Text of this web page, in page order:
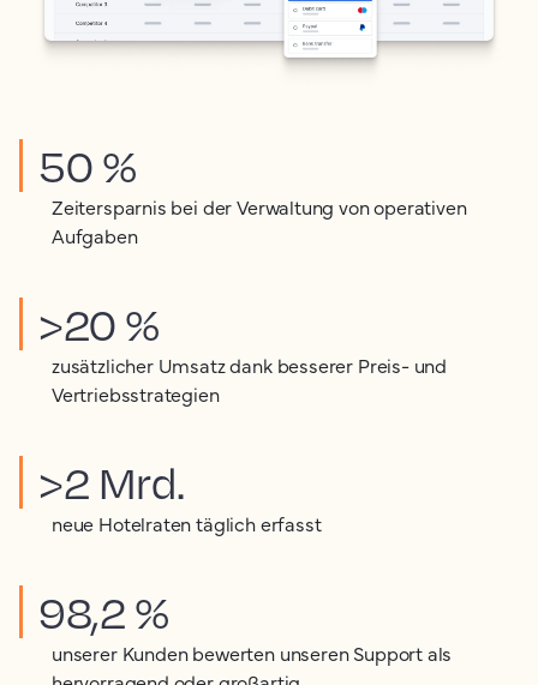
50 %
Zeitersparnis bei der Verwaltung von operativen
Aufgaben
>20 %
zusätzlicher Umsatz dank besserer Preis- und
Vertriebsstrategien
>2 Mrd.
neue Hotelraten täglich erfasst
98,2 %
unserer Kunden bewerten unseren Support als